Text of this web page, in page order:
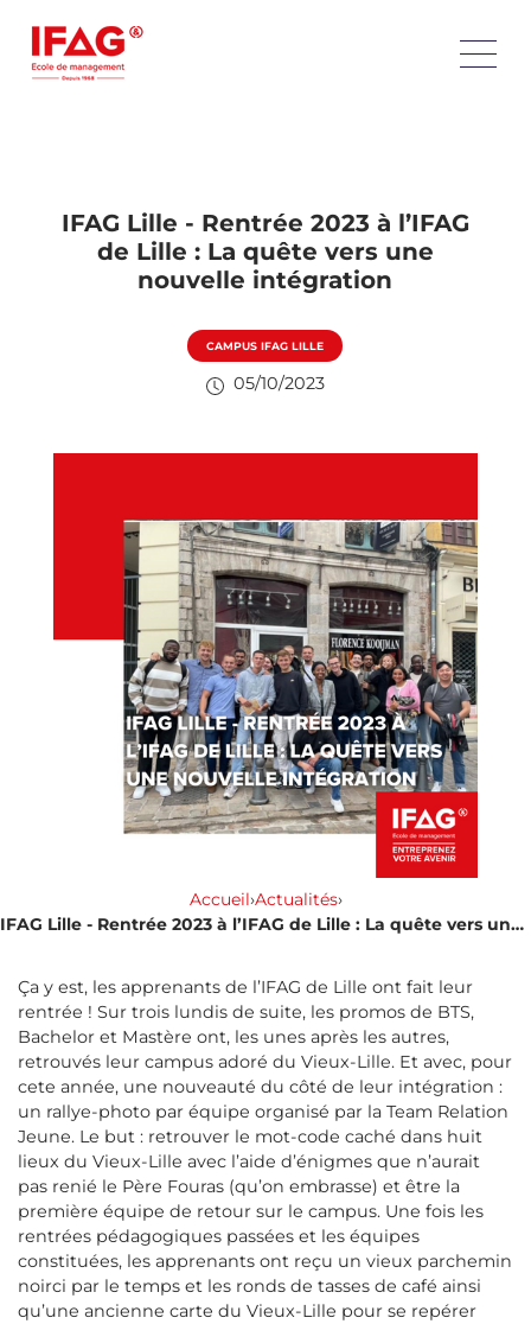
IFAG Lille - Rentrée 2023 à l’IFAG
de Lille : La quête vers une
nouvelle intégration
CAMPUS IFAG LILLE
05/10/2023
Accueil›Actualités›
IFAG Lille - Rentrée 2023 à l’IFAG de Lille : La quête vers une nouvelle intégration
Ça y est, les apprenants de l’IFAG de Lille ont fait leur
rentrée ! Sur trois lundis de suite, les promos de BTS,
Bachelor et Mastère ont, les unes après les autres,
retrouvés leur campus adoré du Vieux-Lille. Et avec, pour
cete année, une nouveauté du côté de leur intégration :
un rallye-photo par équipe organisé par la Team Relation
Jeune. Le but : retrouver le mot-code caché dans huit
lieux du Vieux-Lille avec l’aide d’énigmes que n’aurait
pas renié le Père Fouras (qu’on embrasse) et être la
première équipe de retour sur le campus. Une fois les
rentrées pédagogiques passées et les équipes
constituées, les apprenants ont reçu un vieux parchemin
noirci par le temps et les ronds de tasses de café ainsi
qu’une ancienne carte du Vieux-Lille pour se repérer